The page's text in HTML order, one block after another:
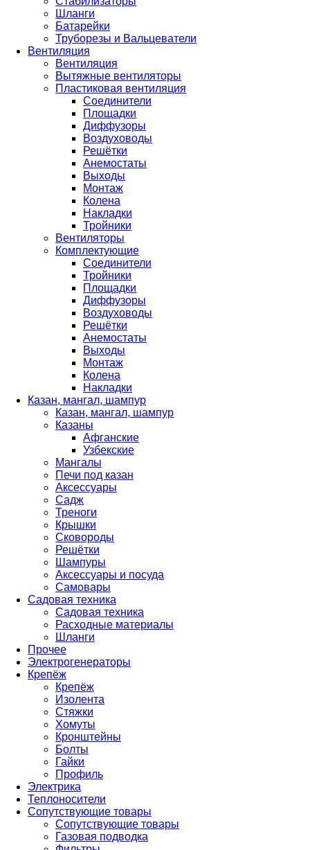
Шланги
Батарейки
Труборезы и Вальцеватели
Вентиляция
Вентиляция
Вытяжные вентиляторы
Пластиковая вентиляция
Соединители
Площадки
Диффузоры
Воздуховоды
Решётки
Анемостаты
Выходы
Монтаж
Колена
Накладки
Тройники
Вентиляторы
Комплектующие
Соединители
Тройники
Площадки
Диффузоры
Воздуховоды
Решётки
Анемостаты
Выходы
Монтаж
Колена
Накладки
Казан, мангал, шампур
Казан, мангал, шампур
Казаны
Афганские
Узбекские
Мангалы
Печи под казан
Аксессуары
Садж
Треноги
Крышки
Сковороды
Решётки
Шампуры
Аксессуары и посуда
Самовары
Садовая техника
Садовая техника
Расходные материалы
Шланги
Прочее
Электрогенераторы
Крепёж
Крепёж
Изолента
Стяжки
Хомуты
Кронштейны
Болты
Гайки
Профиль
Электрика
Теплоносители
Сопутствующие товары
Сопутствующие товары
Газовая подводка